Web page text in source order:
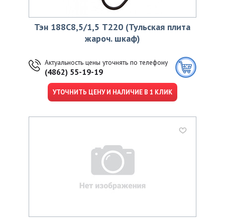
Тэн 188С8,5/1,5 Т220 (Тульская плита
жароч. шкаф)
Актуальность цены уточнять по телефону
(4862) 55-19-19
УТОЧНИТЬ ЦЕНУ И НАЛИЧИЕ В 1 КЛИК